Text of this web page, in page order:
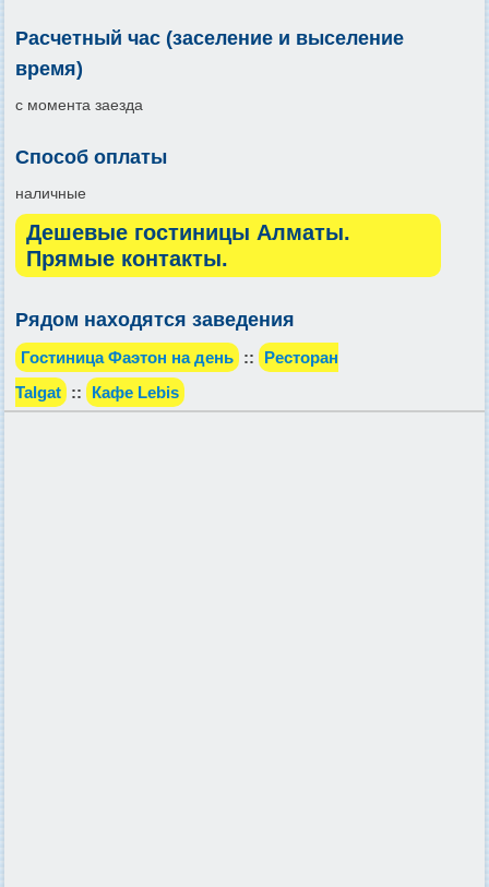
Расчетный час (заселение и выселение
время)
с момента заезда
Способ оплаты
наличные
Дешевые гостиницы Алматы.
Прямые контакты.
Рядом находятся заведения
Гостиница Фаэтон на день ::
Ресторан
Talgat :: Кафе Lebis